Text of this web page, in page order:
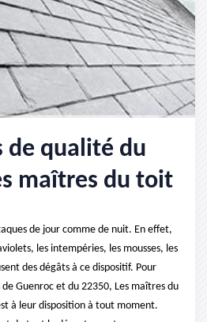
de qualité du
maîtres du toit
de jour comme de nuit. En effet,
les intempéries, les mousses, les
des dégâts à ce dispositif. Pour
Guenroc et du 22350, Les maîtres du
à leur disposition à tout moment.